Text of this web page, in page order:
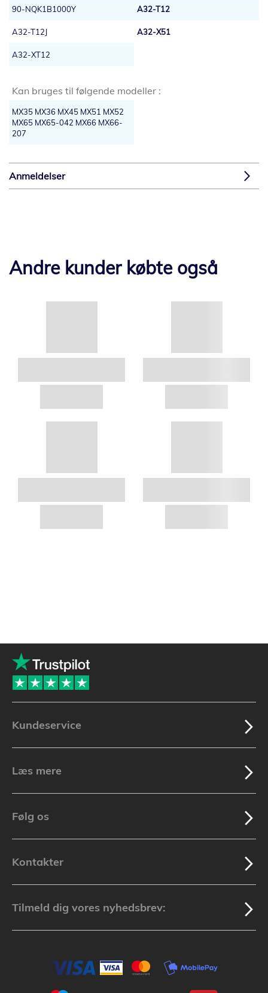
90-NQK1B1000Y A32-T12
A32-T12J A32-X51
A32-XT12
Kan bruges til følgende modeller :
MX35 MX36 MX45 MX51 MX52
MX65 MX65-042 MX66 MX66-
207
Anmeldelser
Andre kunder købte også
Kundeservice
Læs mere
Følg os
Kontakter
Tilmeld dig vores nyhedsbrev: